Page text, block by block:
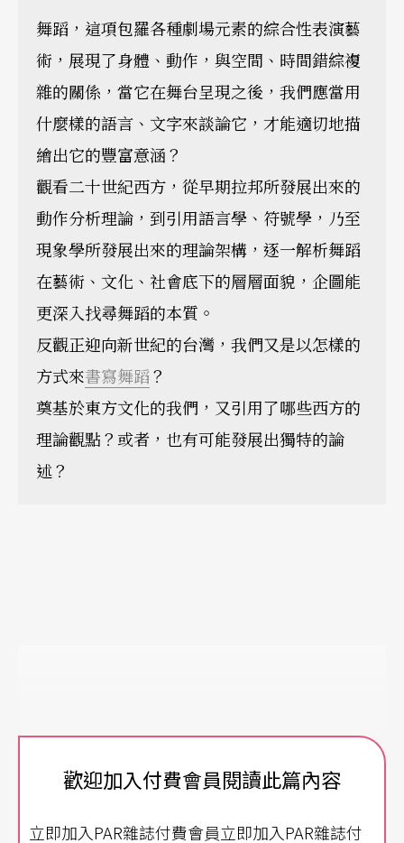
舞蹈，這項包羅各種劇場元素的綜合性表演藝
術，展現了身體、動作，與空間、時間錯綜複
雜的關係，當它在舞台呈現之後，我們應當用
什麼樣的語言、文字來談論它，才能適切地描
繪出它的豐富意涵？
觀看二十世紀西方，從早期拉邦所發展出來的
動作分析理論，到引用語言學、符號學，乃至
現象學所發展出來的理論架構，逐一解析舞蹈
在藝術、文化、社會底下的層層面貌，企圖能
更深入找尋舞蹈的本質。
反觀正迎向新世紀的台灣，我們又是以怎樣的
方式來書寫舞蹈？
奠基於東方文化的我們，又引用了哪些西方的
理論觀點？或者，也有可能發展出獨特的論
述？
歡迎加入付費會員閱讀此篇內容
立即加入PAR雜誌付費會員立即加入PAR雜誌付